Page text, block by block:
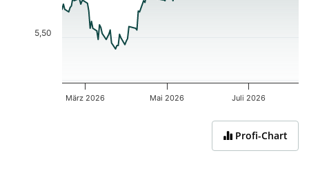
März 2026 Mai 2026 Juli 2026
5,50
Profi-Chart